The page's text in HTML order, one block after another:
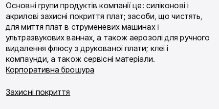
Основні групи продуктів компанії це: силіконові і
акрилові захисні покриття плат; засоби, що чистять,
для миття плат в струменевих машинах і
ультразвукових ваннах, а також аерозолі для ручного
видалення флюсу з друкованої плати; клеї і
компаунди, а також сервісні матеріали.
Корпоративна брошура
Захисні покриття